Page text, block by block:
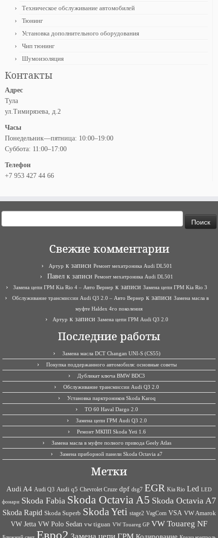
Техническое обслуживание автомобилей
Тюнинг
Установка дополнительного оборудования
Чип тюнинг
Шумоизоляция
Контакты
Адрес
Тула
ул.Тимирязева, д.2
Часы
Понедельник—пятница: 10:00–19:00
Суббота: 11:00–17:00
Телефон
+7 953 427 44 66
Свежие комментарии
Артур к записи Ремонт мехатроника Audi DL501
Павел к записи Ремонт мехатроника Audi DL501
Замена цепи ГРМ Kia Rio 4 – Авто Вернер к записи Замена цепи ГРМ Kia Rio 3
Обслуживание трансмиссии Audi Q3 2.0 – Авто Вернер к записи Замена масла в
муфте Haldex 4го поколения
Артур к записи Замена цепи ГРМ Audi Q3 2.0
Последние работы
Замена масла DCT Changan UNI-S (CS55)
Покупка поддержанного автомобиля: основные советы
Дубликат ключа BMW BDC3
Обслуживание трансмиссии Audi Q3 2.0
Установка парктроников Skoda Karoq
ТО 60 Haval Dargo 2.0
Замена цепи ГРМ Audi Q3 2.0
Ремонт МКПП Skoda Yeti 1.6
Замена масла в муфте полного привода Geely Atlas
Замена приборной панели Skoda Octavia a7
Метки
Audi A4 Audi Q3 Audi q5 Chevrolet Cruze dpf dsg7 EGR Kia Rio Led LED
фонари Skoda Fabia Skoda Octavia A5 Skoda Octavia A7
Skoda Rapid Skoda Superb Skoda Yeti stage2 VagCom VSA VW Amarok
VW Jetta VW Polo Sedan vw tiguan VW Touareg GP VW Touareg NF
Евро2